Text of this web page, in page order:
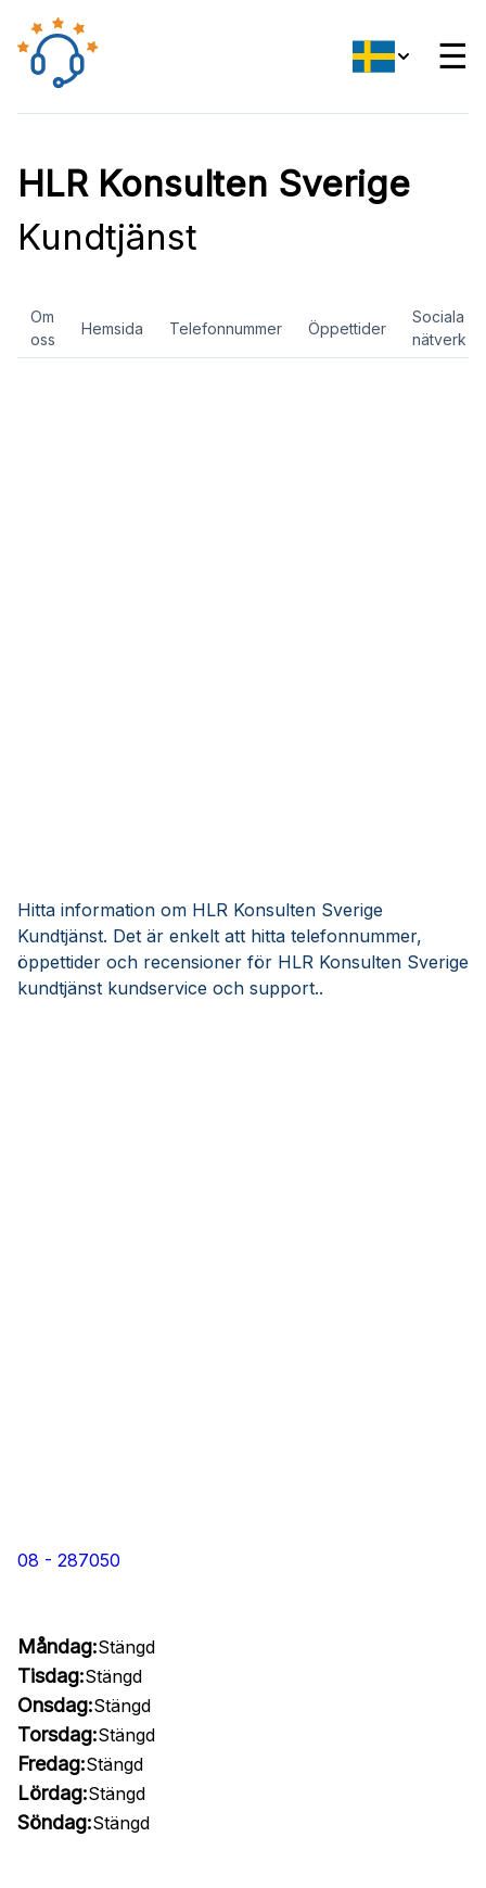
☰
HLR Konsulten Sverige
Kundtjänst
Om
oss
Hemsida Telefonnummer Öppettider
Sociala
nätverk
Hitta information om HLR Konsulten Sverige
Kundtjänst. Det är enkelt att hitta telefonnummer,
öppettider och recensioner för HLR Konsulten Sverige
kundtjänst kundservice och support..
08 - 287050
Måndag:Stängd
Tisdag:Stängd
Onsdag:Stängd
Torsdag:Stängd
Fredag:Stängd
Lördag:Stängd
Söndag:Stängd